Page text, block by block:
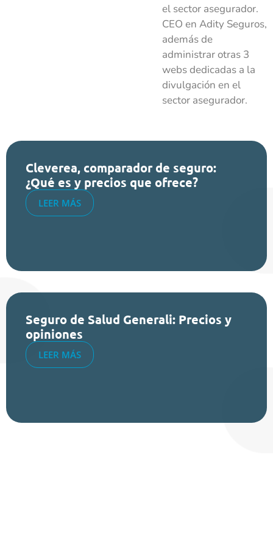
el sector asegurador.
CEO en Adity Seguros,
además de
administrar otras 3
webs dedicadas a la
divulgación en el
sector asegurador.
Cleverea, comparador de seguro:
¿Qué es y precios que ofrece?
LEER MÁS
Seguro de Salud Generali: Precios y
opiniones
LEER MÁS